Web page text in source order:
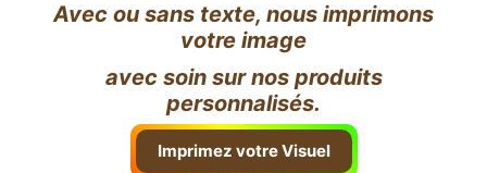
Avec ou sans texte, nous imprimons
votre image
avec soin sur nos produits
personnalisés.
Imprimez votre Visuel